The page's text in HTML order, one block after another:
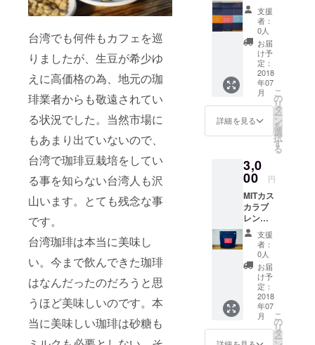
台湾でも何件もカフェを巡
りましたが、生豆が希少ゆ
えに高価格の為、地元の珈
琲業者からも敬遠されてい
る状況でした。当然市場に
もあまり出ていないので、
台湾で珈琲豆栽培をしてい
る事を知らない台湾人も沢
山います。とても残念な事
です。
台湾珈琲は本当に美味し
い。今まで飲んできた珈琲
はなんだったのだろうと思
うほど美味しいのです。本
当に美味しい珈琲は砂糖も
り、フ
ルー
ティな
味わい
です。
MITカス
カラブ
レンド
コー
ヒーは
香り高
な味わ
いは
ヒーで
ありな
がらフ
ルーツ
ティー
をも連
想さ
せ、後
味は
スッキ
リとし
た風味
ルでお
茶のよ
うな味
わい。
酸味は
強すぎ
ない中
程度。
梅山は
台湾茶
のよう
も酸味
があ
り、フ
ルー
ティな
味わい
です。
８０g &
梅山
コー
ヒー４
０g 梅
山は台
湾の山
地型の
コー
ヒーで
す。 ●
山地
型 …
雲林、
嘉義、
台南地
区 味の
特徴…
香りや
味の特
徴とし
て、フ
ローラ
ルでお
茶のよ
うな味
わい。
酸味は
強すぎ
支援
者：
0人
お届
け予
定：
2018
年07
月
詳細を見る
こ
の
リ
タ
ー
ン
を
選
択
す
る
3,0
00 円
MITカス
カラブ
レンド
120g 東
山と梅
山は台
湾の山
地型の
コー
ヒーで
す。 ●
山地
型 …
南投、
支援
者：
0人
お届
け予
定：
2018
年07
月
こ
の
リ
タ
ー